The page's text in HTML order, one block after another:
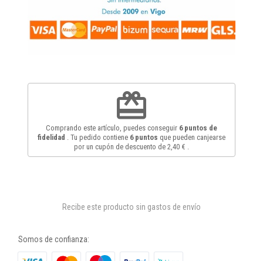
redeem
Comprando este artículo, puedes conseguir 6puntos de
fidelidad
. Tu pedido contiene 6puntos que pueden canjearse
por un cupón de descuento de 2,40 €
Recibe este producto sin gastos de envío
Somos de confianza: